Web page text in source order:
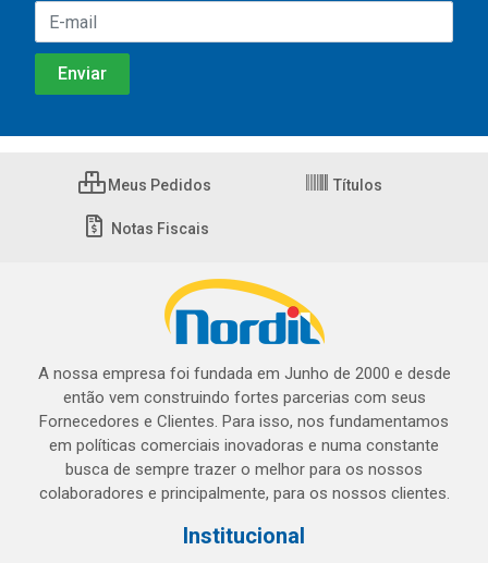
Meus Pedidos Títulos
Notas Fiscais
A nossa empresa foi fundada em Junho de 2000 e desde
então vem construindo fortes parcerias com seus
Fornecedores e Clientes. Para isso, nos fundamentamos
em políticas comerciais inovadoras e numa constante
busca de sempre trazer o melhor para os nossos
colaboradores e principalmente, para os nossos clientes.
Institucional